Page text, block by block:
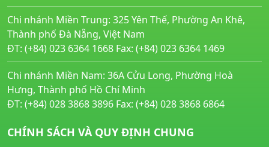
Chi nhánh Miền Trung: 325 Yên Thế, Phường An Khê,
Thành phố Đà Nẵng, Việt Nam
ĐT: (+84) 023 6364 1668 Fax: (+84) 023 6364 1469
Chi nhánh Miền Nam: 36A Cửu Long, Phường Hoà
Hưng, Thành phố Hồ Chí Minh
ĐT: (+84) 028 3868 3896 Fax: (+84) 028 3868 6864
CHÍNH SÁCH VÀ QUY ĐỊNH CHUNG